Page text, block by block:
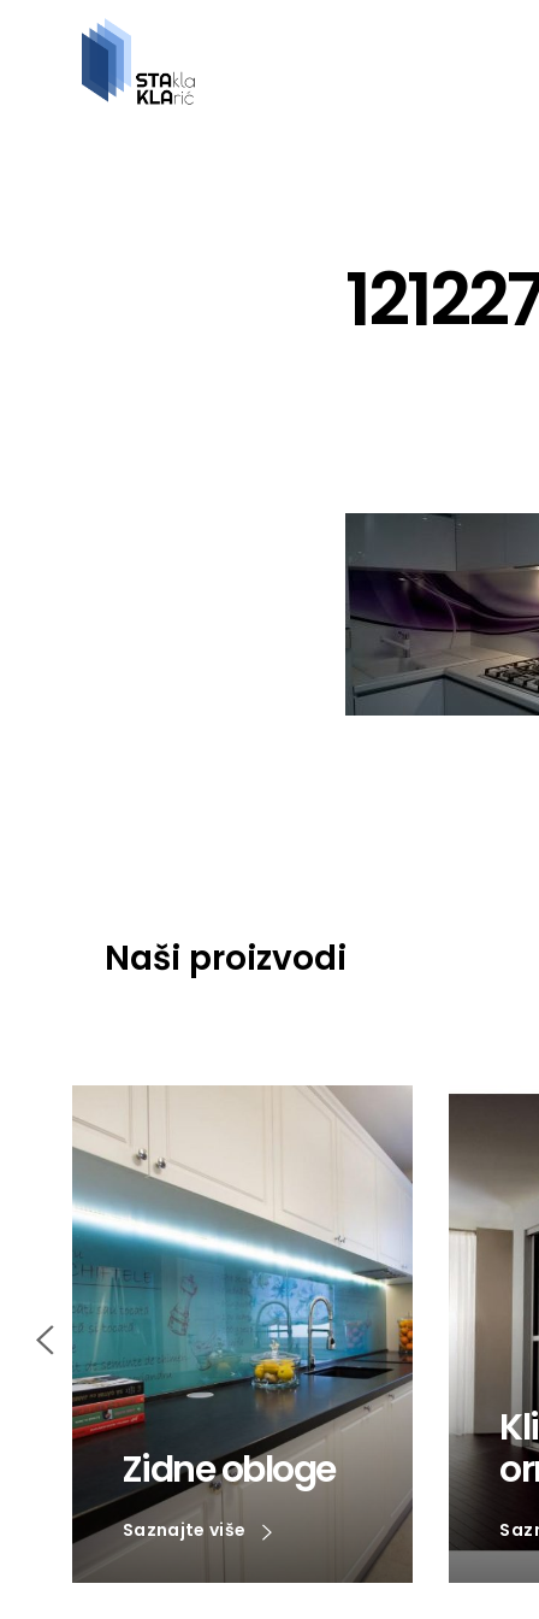
Naši proizvodi
Zidne obloge
Saznajte više